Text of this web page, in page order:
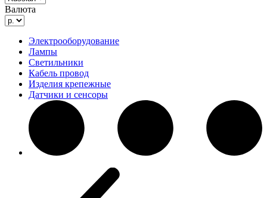
Валюта
Электрооборудование
Лампы
Светильники
Кабель провод
Изделия крепежные
Датчики и сенсоры